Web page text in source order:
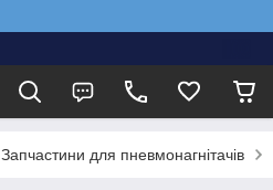
Запчастини для пневмонагнітачів